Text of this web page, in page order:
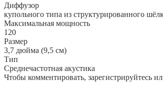
Диффузор
купольного типа из структурированного
Максимальная мощность
120
Размер
3,7 дюйма (9,5 см)
Тип
Среднечастотная акустика
Чтобы комментировать, зарегистрируйтесь